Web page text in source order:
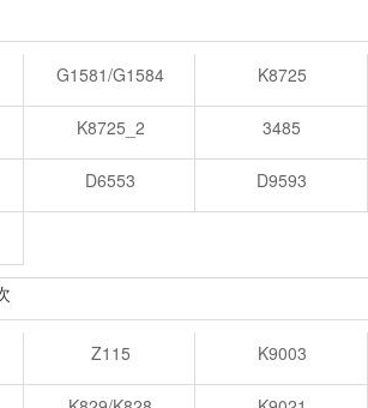
G1581/G1584 K8725
K8725_2 3485
D6553 D9593
Z115 K9003